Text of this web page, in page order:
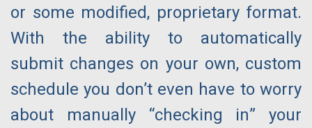
or some modified, proprietary format.
With the ability to automatically
submit changes on your own, custom
schedule you don’t even have to worry
about manually “checking in” your